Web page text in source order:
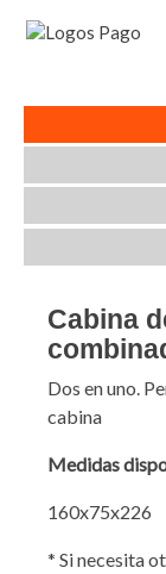
Cabina
Dos en uno.
cabina
Medidas
* Si necesita